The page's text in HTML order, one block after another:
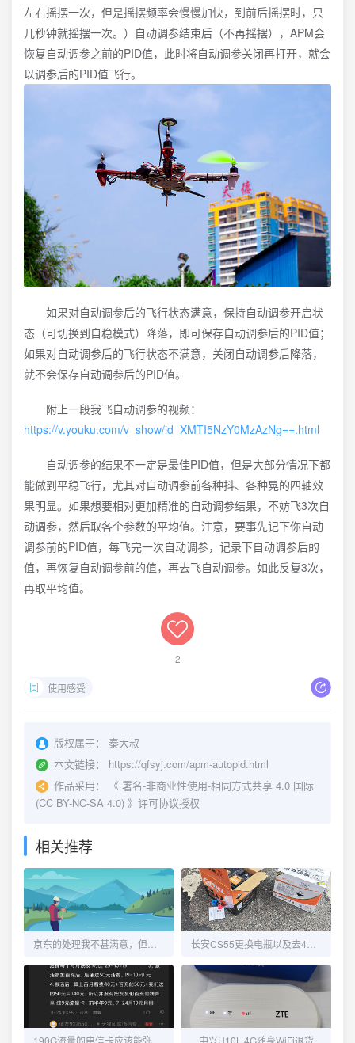
左右摇摆一次，但是摇摆频率会慢慢加快，到前后摇摆时，只
几秒钟就摇摆一次。）自动调参结束后（不再摇摆），APM会
恢复自动调参之前的PID值，此时将自动调参关闭再打开，就会
以调参后的PID值飞行。
如果对自动调参后的飞行状态满意，保持自动调参开启状
态（可切换到自稳模式）降落，即可保存自动调参后的PID值；
如果对自动调参后的飞行状态不满意，关闭自动调参后降落，
就不会保存自动调参后的PID值。
附上一段我飞自动调参的视频：
https://v.youku.com/v_show/id_XMTI5NzY0MzAzNg==.html
自动调参的结果不一定是最佳PID值，但是大部分情况下都
能做到平稳飞行，尤其对自动调参前各种抖、各种晃的四轴效
果明显。如果想要相对更加精准的自动调参结果，不妨飞3次自
动调参，然后取各个参数的平均值。注意，要事先记下你自动
调参前的PID值，每飞完一次自动调参，记录下自动调参后的
值，再恢复自动调参前的值，再去飞自动调参。如此反复3次，
再取平均值。
2
使用感受
版权属于：
秦大叔
本文链接：
https://qfsyj.com/apm-autopid.html
作品采用：
《 署名-非商业性使用-相同方式共享 4.0 国际
(CC BY-NC-SA 4.0) 》许可协议授权
相关推荐